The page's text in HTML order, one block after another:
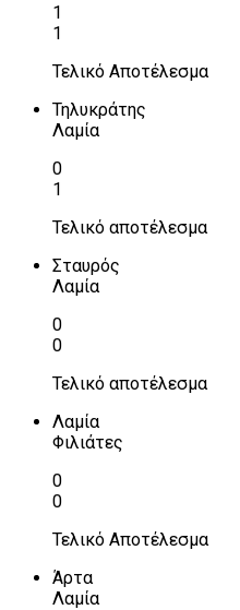
1
1
Τελικό Αποτέλεσμα
Τηλυκράτης
Λαμία
0
1
Τελικό αποτέλεσμα
Σταυρός
Λαμία
0
0
Τελικό αποτέλεσμα
Λαμία
Φιλιάτες
0
0
Τελικό Αποτέλεσμα
Άρτα
Λαμία